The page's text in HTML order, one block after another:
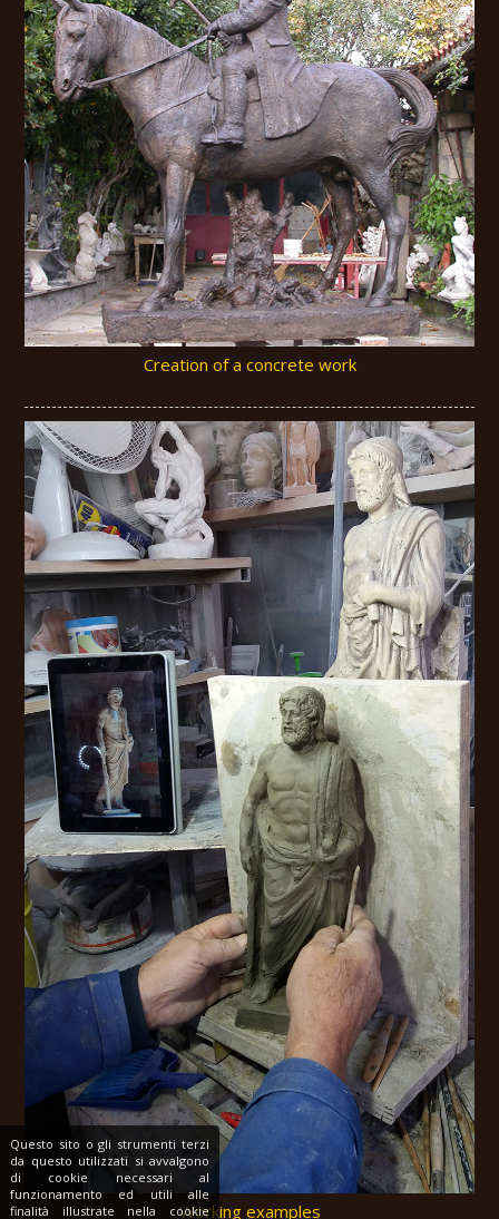
Questo sito o gli strumenti terzi
da questo utilizzati si avvalgono
di cookie necessari al
funzionamento ed utili alle
finalità illustrate nella cookie
Creation of a concrete work
Working examples